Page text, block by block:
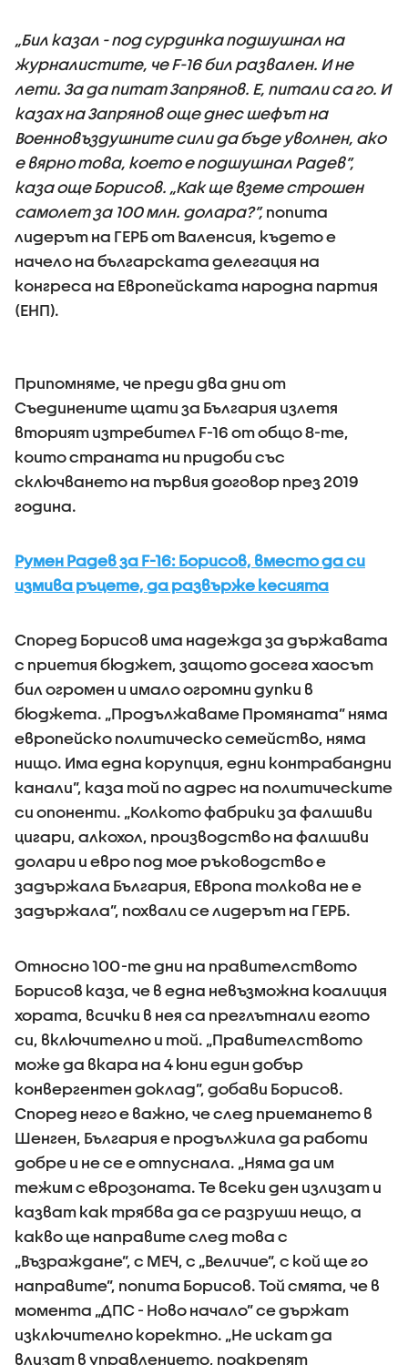
„Бил казал - под сурдинка подшушнал на
журналистите, че F-16 бил развален. И не
лети. За да питат Запрянов. Е, питали са го. И
казах на Запрянов още днес шефът на
Военновъздушните сили да бъде уволнен, ако
е вярно това, което е подшушнал Радев”,
каза още Борисов. „Как ще вземе строшен
самолет за 100 млн. долара?”, попита
лидерът на ГЕРБ от Валенсия, където е
начело на българската делегация на
конгреса на Европейската народна партия
(ЕНП).
Припомняме, че преди два дни от
Съединените щати за България излетя
вторият изтребител F-16 от общо 8-те,
които страната ни придоби със
сключването на първия договор през 2019
година.
Румен Радев за F-16: Борисов, вместо да си
измива ръцете, да развърже кесията
Според Борисов има надежда за държавата
с приетия бюджет, защото досега хаосът
бил огромен и имало огромни дупки в
бюджета. „Продължаваме Промяната” няма
европейско политическо семейство, няма
нищо. Има една корупция, едни контрабандни
канали”, каза той по адрес на политическите
си опоненти. „Колкото фабрики за фалшиви
цигари, алкохол, производство на фалшиви
долари и евро под мое ръководство е
задържала България, Европа толкова не е
задържала”, похвали се лидерът на ГЕРБ.
Относно 100-те дни на правителството
Борисов каза, че в една невъзможна коалиция
хората, всички в нея са преглътнали егото
си, включително и той. „Правителството
може да вкара на 4 юни един добър
конвергентен доклад”, добави Борисов.
Според него е важно, че след приемането в
Шенген, България е продължила да работи
добре и не се е отпуснала. „Няма да им
тежим с еврозоната. Те всеки ден излизат и
казват как трябва да се разруши нещо, а
какво ще направите след това с
„Възраждане”, с МЕЧ, с „Величие”, с кой ще го
направите”, попита Борисов. Той смята, че в
момента „ДПС - Ново начало” се държат
изключително коректно. „Не искат да
влизат в управлението, подкрепят